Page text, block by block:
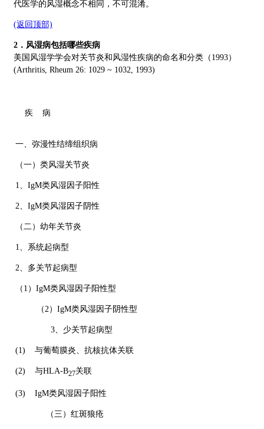
代医学的风湿概念不相同，不可混淆。
(返回顶部)
2．风湿病包括哪些疾病
美国风湿学学会对关节炎和风湿性疾病的命名和分类（1993）
(Arthritis, Rheum 26: 1029 ~ 1032, 1993)
疾 病
一、弥漫性结缔组织病
（一）类风湿关节炎
1、IgM类风湿因子阳性
2、IgM类风湿因子阴性
（二）幼年关节炎
1、系统起病型
2、多关节起病型
（1）IgM类风湿因子阳性型
（2）IgM类风湿因子阴性型
3、少关节起病型
(1) 与葡萄膜炎、抗核抗体关联
(2) 与HLA-B27关联
(3) IgM类风湿因子阳性
（三）红斑狼疮